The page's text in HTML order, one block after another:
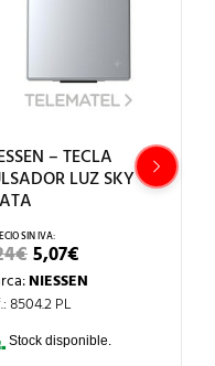
– TECLA
LUZ SKY
€EL
PRECIO
ORIGINAL
ERA:
5,07€PRECIO
ACTUAL
NIESSEN
8504.2 PL
Stock disponible.